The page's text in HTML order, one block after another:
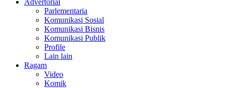
Advertorial
Parlementaria
Komunikasi Sosial
Komunikasi Bisnis
Komunikasi Publik
Profile
Lain lain
Ragam
Video
Komik